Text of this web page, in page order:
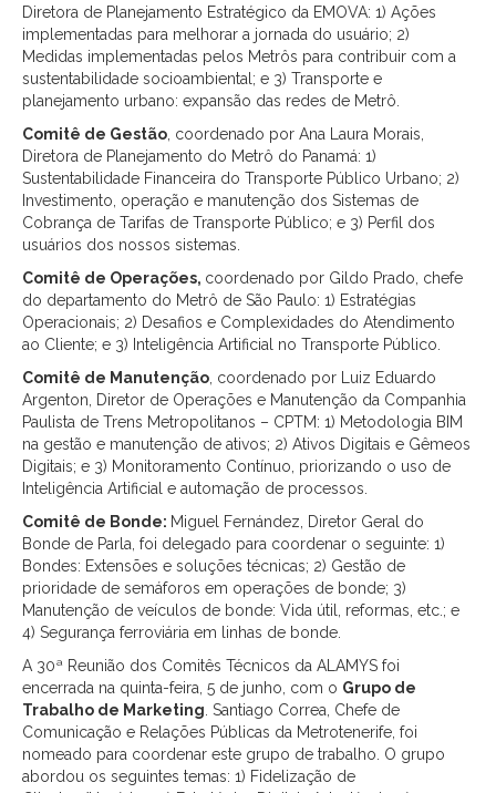
Diretora de Planejamento Estratégico da EMOVA: 1) Ações
implementadas para melhorar a jornada do usuário; 2)
Medidas implementadas pelos Metrôs para contribuir com a
sustentabilidade socioambiental; e 3) Transporte e
planejamento urbano: expansão das redes de Metrô.
Comitê de Gestão , coordenado por Ana Laura Morais,
Diretora de Planejamento do Metrô do Panamá: 1)
Sustentabilidade Financeira do Transporte Público Urbano; 2)
Investimento, operação e manutenção dos Sistemas de
Cobrança de Tarifas de Transporte Público; e 3) Perfil dos
usuários dos nossos sistemas.
Comitê de Operações, coordenado por Gildo Prado, chefe
do departamento do Metrô de São Paulo: 1) Estratégias
Operacionais; 2) Desafios e Complexidades do Atendimento
ao Cliente; e 3) Inteligência Artificial no Transporte Público.
Comitê de Manutenção , coordenado por Luiz Eduardo
Argenton, Diretor de Operações e Manutenção da Companhia
Paulista de Trens Metropolitanos – CPTM: 1) Metodologia BIM
na gestão e manutenção de ativos; 2) Ativos Digitais e Gêmeos
Digitais; e 3) Monitoramento Contínuo, priorizando o uso de
Inteligência Artificial e automação de processos.
Comitê de Bonde: Miguel Fernández, Diretor Geral do
Bonde de Parla, foi delegado para coordenar o seguinte: 1)
Bondes: Extensões e soluções técnicas; 2) Gestão de
prioridade de semáforos em operações de bonde; 3)
Manutenção de veículos de bonde: Vida útil, reformas, etc.; e
4) Segurança ferroviária em linhas de bonde.
A 30ª Reunião dos Comitês Técnicos da ALAMYS foi
encerrada na quinta-feira, 5 de junho, com o Grupo de
Trabalho de Marketing . Santiago Correa, Chefe de
Comunicação e Relações Públicas da Metrotenerife, foi
nomeado para coordenar este grupo de trabalho. O grupo
abordou os seguintes temas: 1) Fidelização de